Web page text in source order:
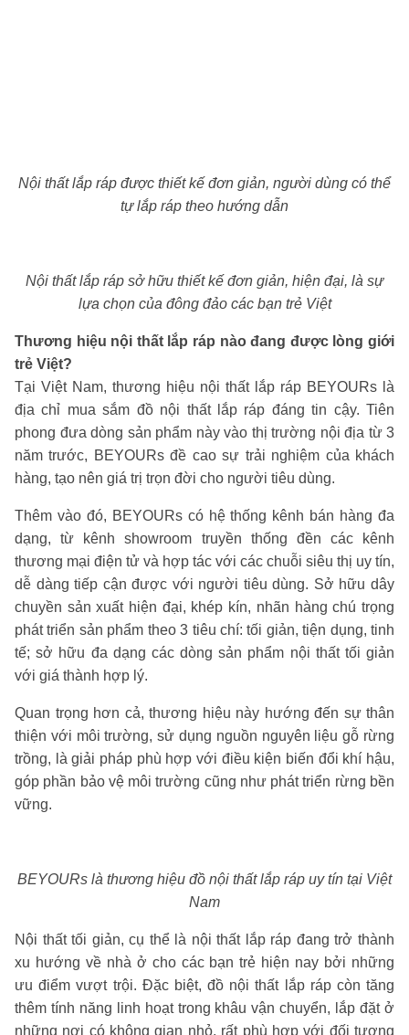
Nội thất lắp ráp được thiết kế đơn giản, người dùng có thể
tự lắp ráp theo hướng dẫn
Nội thất lắp ráp sở hữu thiết kế đơn giản, hiện đại, là sự
lựa chọn của đông đảo các bạn trẻ Việt
Thương hiệu nội thất lắp ráp nào đang được lòng giới
trẻ Việt?
Tại Việt Nam, thương hiệu nội thất lắp ráp BEYOURs là
địa chỉ mua sắm đồ nội thất lắp ráp đáng tin cậy. Tiên
phong đưa dòng sản phẩm này vào thị trường nội địa từ 3
năm trước, BEYOURs đề cao sự trải nghiệm của khách
hàng, tạo nên giá trị trọn đời cho người tiêu dùng.
Thêm vào đó, BEYOURs có hệ thống kênh bán hàng đa
dạng, từ kênh showroom truyền thống đền các kênh
thương mại điện tử và hợp tác với các chuỗi siêu thị uy tín,
dễ dàng tiếp cận được với người tiêu dùng. Sở hữu dây
chuyền sản xuất hiện đại, khép kín, nhãn hàng chú trọng
phát triển sản phẩm theo 3 tiêu chí: tối giản, tiện dụng, tinh
tế; sở hữu đa dạng các dòng sản phẩm nội thất tối giản
với giá thành hợp lý.
Quan trọng hơn cả, thương hiệu này hướng đến sự thân
thiện với môi trường, sử dụng nguồn nguyên liệu gỗ rừng
trồng, là giải pháp phù hợp với điều kiện biến đổi khí hậu,
góp phần bảo vệ môi trường cũng như phát triển rừng bền
vững.
BEYOURs là thương hiệu đồ nội thất lắp ráp uy tín tại Việt
Nam
Nội thất tối giản, cụ thể là nội thất lắp ráp đang trở thành
xu hướng về nhà ở cho các bạn trẻ hiện nay bởi những
ưu điểm vượt trội. Đặc biệt, đồ nội thất lắp ráp còn tăng
thêm tính năng linh hoạt trong khâu vận chuyển, lắp đặt ở
những nơi có không gian nhỏ, rất phù hợp với đối tượng